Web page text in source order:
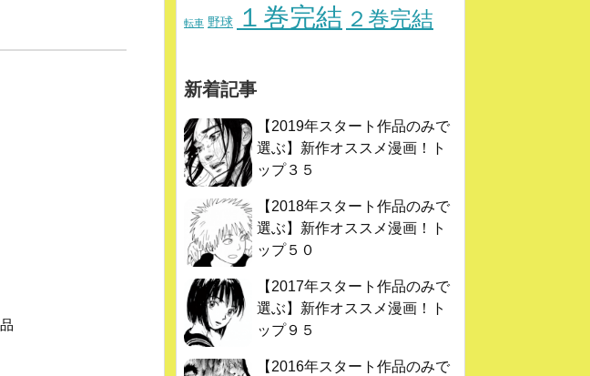
転車 野球 １巻完結 ２巻完結
新着記事
【2019年スタート作品のみで
選ぶ】新作オススメ漫画！ト
ップ３５
【2018年スタート作品のみで
選ぶ】新作オススメ漫画！ト
ップ５０
【2017年スタート作品のみで
選ぶ】新作オススメ漫画！ト
ップ９５
【2016年スタート作品のみで